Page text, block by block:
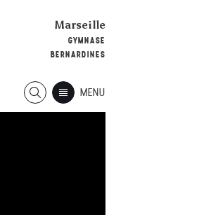
Marseille
GYMNASE
BERNARDINES
MENU